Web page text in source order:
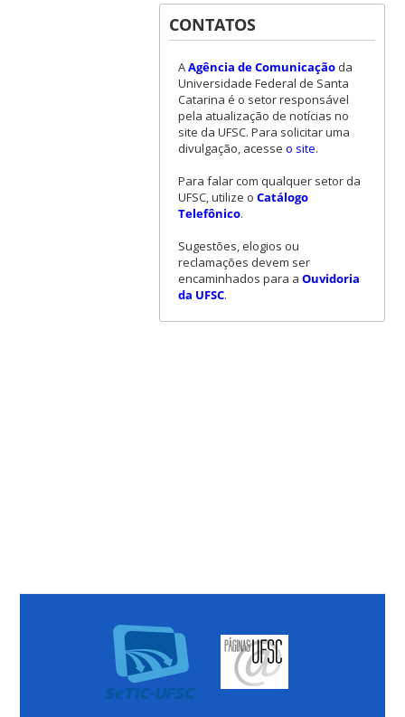
CONTATOS
AAgência de Comunicaçãoda
Universidade Federal de Santa
Catarina é o setor responsável
pela atualização de notícias no
site da UFSC. Para solicitar uma
divulgação, acesse o site.
Para falar com qualquer setor da
UFSC, utilize o Catálogo
Telefônico.
Sugestões, elogios ou
reclamações devem ser
encaminhados para a Ouvidoria
da UFSC.